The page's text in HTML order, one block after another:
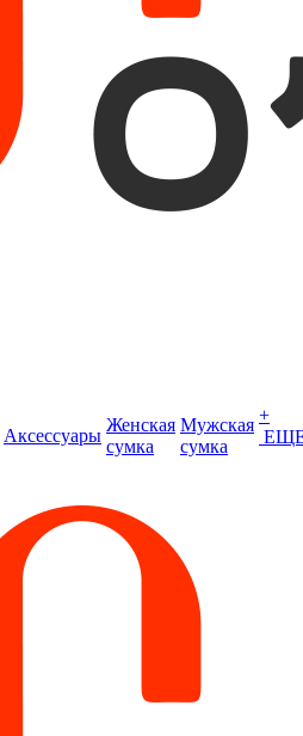
Аксессуары
Женская
сумка
Мужская
сумка
+